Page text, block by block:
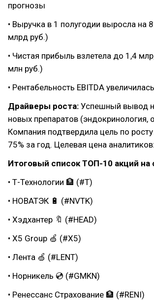
прогнозы
• Выручка в 1 полугодии выросла на
млрд руб.)
• Чистая прибыль взлетела до 1,4
млн руб.)
• Рентабельность EBITDA увеличилась
Драйверы роста: Успешный вывод
новых препаратов (эндокринология,
Компания подтвердила цель по
75% за год. Целевая цена
Итоговый список ТОП-10 акций на
• Т-Технологии 🏦 (#T)
• НОВАТЭК 🔋 (#NVTK)
• Хэдхантер 🔖 (#HEAD)
• Х5 Group 🍏 (#X5)
• Лента 🍏 (#LENT)
• Норникель 💿 (#GMKN)
• Ренессанс Страхование 🏦 (#RENI)